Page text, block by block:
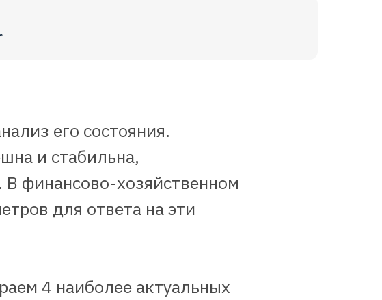
его состояния.
и стабильна,
финансово-хозяйственном
для ответа на эти
4 наиболее актуальных